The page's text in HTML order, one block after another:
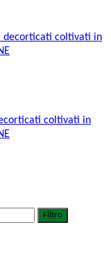
coltivati in
Filtro